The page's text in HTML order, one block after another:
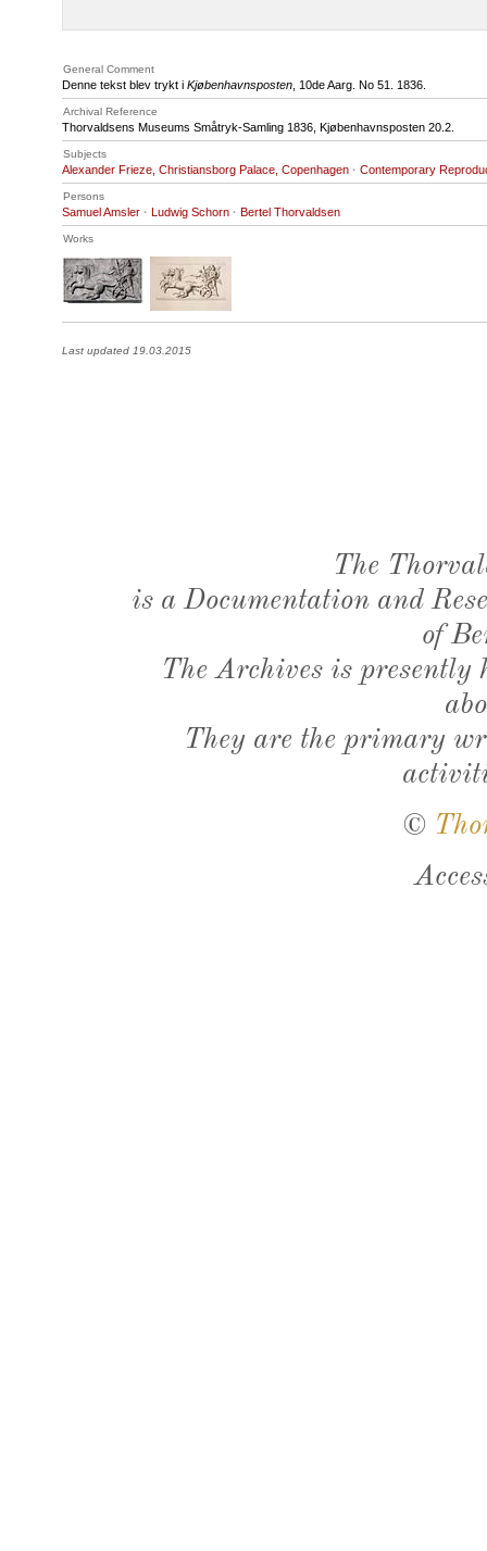
General Comment
Denne tekst blev trykt i Kjøbenhavnsposten , 10de Aarg. No 51. 1836.
Archival Reference
Thorvaldsens Museums Småtryk-Samling 1836, Kjøbenhavnsposten 20.2.
Subjects
Alexander Frieze, Christiansborg Palace, Copenhagen · Contemporary
Persons
Samuel Amsler · Ludwig Schorn · Bertel Thorvaldsen
Works
Last updated 19.03.2015
The
is a Documentation and
of
The Archives is presently
They are the primary
©